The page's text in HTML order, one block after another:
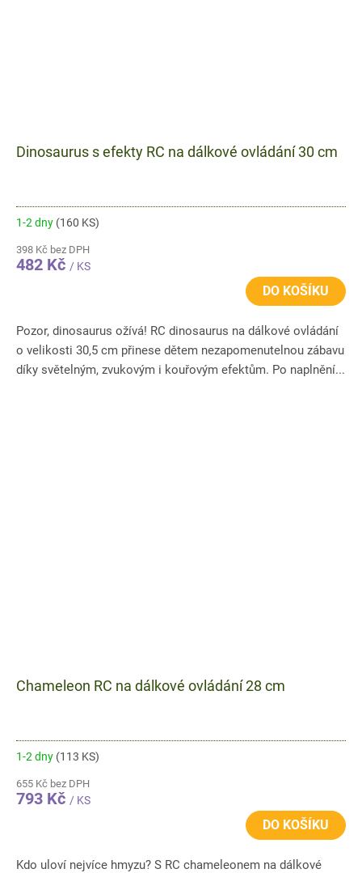
Dinosaurus s efekty RC na dálkové ovládání 30 cm
1-2 dny (160 KS)
398 Kč bez DPH
482 Kč / KS
DO KOŠÍKU
Pozor, dinosaurus ožívá! RC dinosaurus na dálkové ovládání
o velikosti 30,5 cm přinese dětem nezapomenutelnou zábavu
díky světelným, zvukovým i kouřovým efektům. Po naplnění...
Chameleon RC na dálkové ovládání 28 cm
1-2 dny (113 KS)
655 Kč bez DPH
793 Kč / KS
DO KOŠÍKU
Kdo uloví nejvíce hmyzu? S RC chameleonem na dálkové